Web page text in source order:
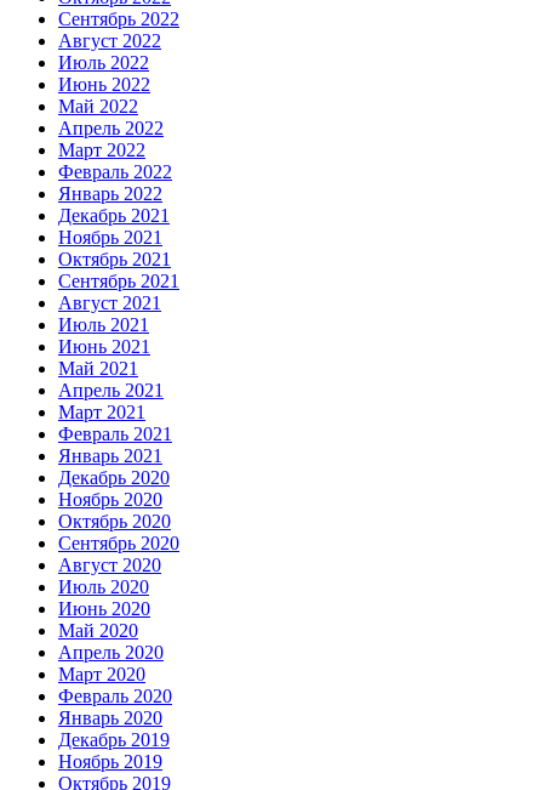
Сентябрь 2022
Август 2022
Июль 2022
Июнь 2022
Май 2022
Апрель 2022
Март 2022
Февраль 2022
Январь 2022
Декабрь 2021
Ноябрь 2021
Октябрь 2021
Сентябрь 2021
Август 2021
Июль 2021
Июнь 2021
Май 2021
Апрель 2021
Март 2021
Февраль 2021
Январь 2021
Декабрь 2020
Ноябрь 2020
Октябрь 2020
Сентябрь 2020
Август 2020
Июль 2020
Июнь 2020
Май 2020
Апрель 2020
Март 2020
Февраль 2020
Январь 2020
Декабрь 2019
Ноябрь 2019
Октябрь 2019